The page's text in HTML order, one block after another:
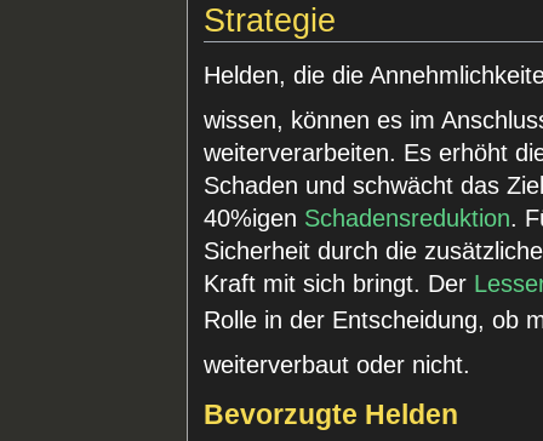
Strategie
Helden, die die
wissen, können es im
weiterverarbeiten. Es erhöht
Schaden und schwächt das
40%igen Schadensreduktion.
Sicherheit durch die
Kraft mit sich bringt. Der
Rolle in der Entscheidung, ob
weiterverbaut oder nicht.
Bevorzugte Helden